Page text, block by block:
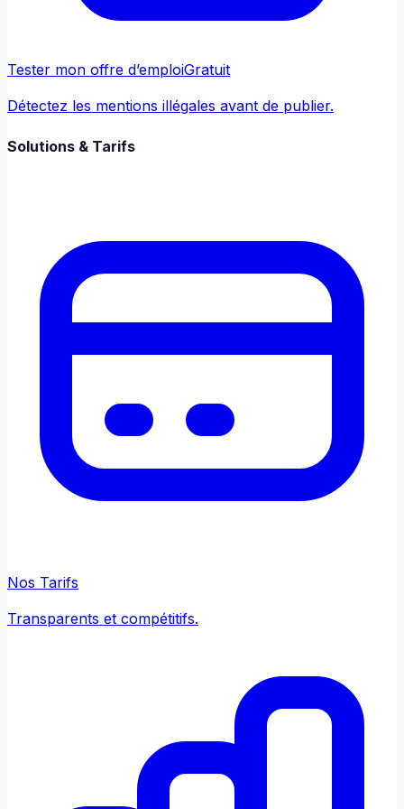
Tester mon offre d’emploiGratuit
Détectez les mentions illégales avant de publier.
Solutions & Tarifs
Nos Tarifs
Transparents et compétitifs.